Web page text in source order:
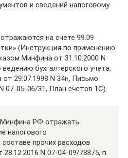
и сведений налоговому
на счете 99.09
(Инструкция по применению
Минфина от 31.10.2000 N
бухгалтерского учета,
29.07.1998 N 34н, Письмо
07-05-06/31, План счетов 1С).
РФ отражать
налогового
прочих расходов
N 07-04-09/78875, п.